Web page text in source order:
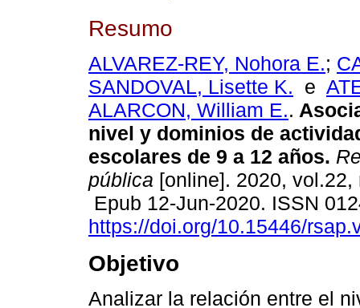
Resumo
ALVAREZ-REY, Nohora E.;
SANDOVAL, Lisette K. e
ALARCON, William E..
nivel y dominios de
escolares de 9 a 12 años.
pública [online]. 2020, vol.22,
Epub 12-Jun-2020. ISSN
https://doi.org/10.15446/
Objetivo
Analizar la relación entre el